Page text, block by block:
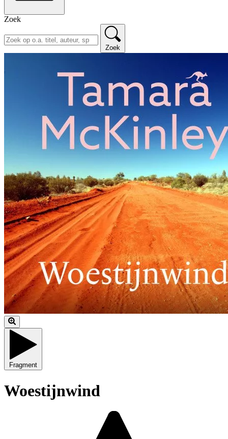
Zoek
Zoek
Fragment
Woestijnwind